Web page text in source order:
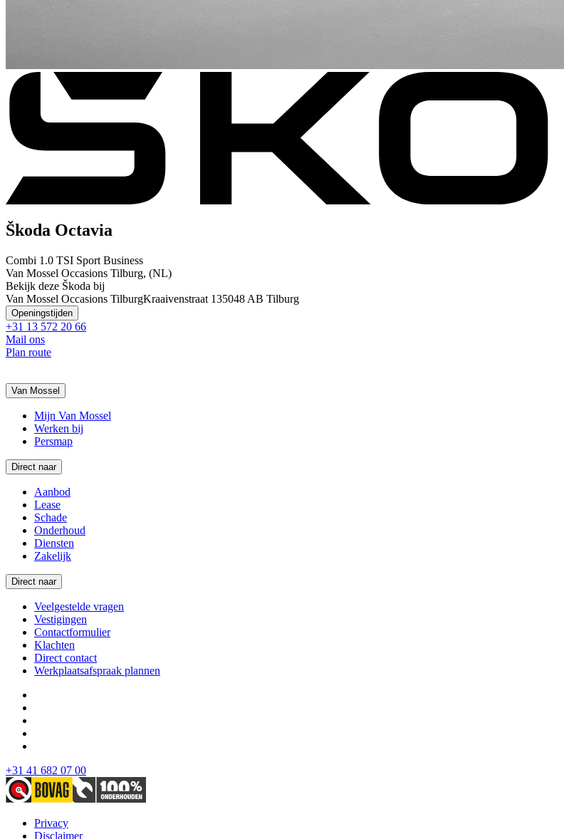
Škoda Octavia
Combi 1.0 TSI Sport Business
Van Mossel Occasions Tilburg, (NL)
Bekijk deze Škoda bij
Van Mossel Occasions TilburgKraaivenstraat 135048 AB Tilburg
Openingstijden
+31 13 572 20 66
Mail ons
Plan route
Van Mossel
Mijn Van Mossel
Werken bij
Persmap
Direct naar
Aanbod
Lease
Schade
Onderhoud
Diensten
Zakelijk
Direct naar
Veelgestelde vragen
Vestigingen
Contactformulier
Klachten
Direct contact
Werkplaatsafspraak plannen
+31 41 682 07 00
Privacy
Disclaimer